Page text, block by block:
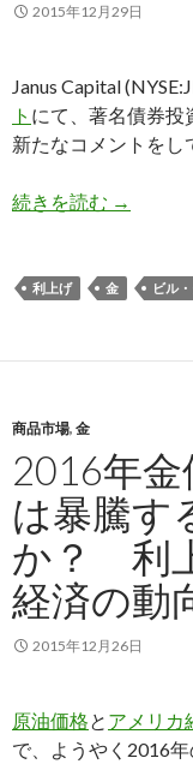
2015年12月29日
Janus Capital
ト にて、著名債券投
新たなコメントをし
続きを読む 債券王
→
利上げ 金 ビル
商品市場, 金
2016年金
は暴騰す
か？ 利
経済の動
2015年12月26日
原油価格と アメリカ
で、ようやく2016